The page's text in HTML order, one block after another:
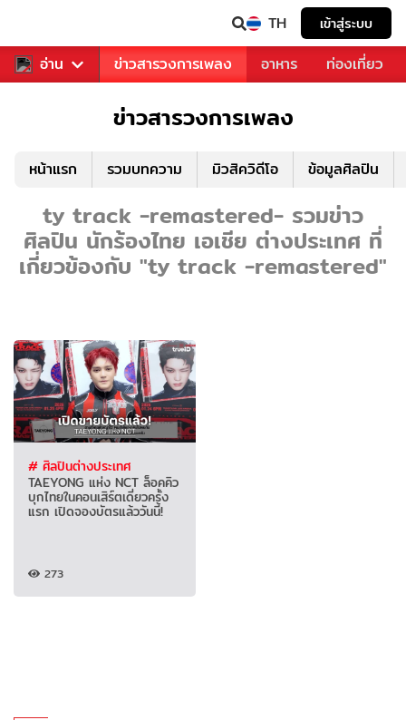
TH เข้าสู่ระบบ
อ่าน
ข่าวบันเทิง ข่าวสารวงการเพลง อาหาร ท่องเที่ยว
ข่าวสารวงการเพลง
หน้าแรก รวมบทความ มิวสิควิดีโอ ข้อมูลศิลปิน
ty track -remastered- รวมข่าว
ศิลปิน นักร้องไทย เอเชีย ต่างประเทศ ที่
เกี่ยวข้องกับ "ty track -remastered"
# ศิลปินต่างประเทศ
TAEYONG แห่ง NCT ล็อคคิว
บุกไทยในคอนเสิร์ตเดี่ยวครั้ง
แรก เปิดจองบัตรแล้ววันนี้!
273